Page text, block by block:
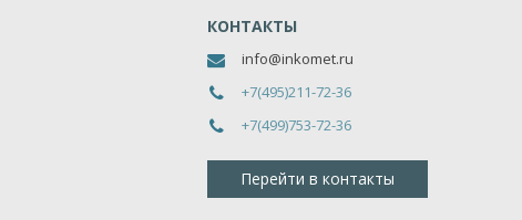
КОНТАКТЫ
info@inkomet.ru
+7(495)211-72-36
+7(499)753-72-36
Перейти в контакты